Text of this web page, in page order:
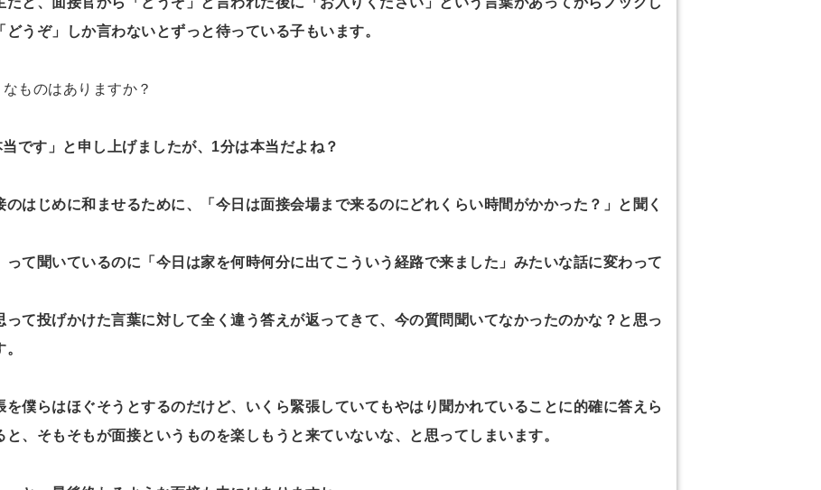
うぞ」しか言わないとずっと待っている子もいます。
ものはありますか？
です」と申し上げましたが、1分は本当だよね？
はじめに和ませるために、「今日は面接会場まで来るのにどれくらい時間がかかった？」と聞く
って聞いているのに「今日は家を何時何分に出てこういう経路で来ました」みたいな話に変わって
って投げかけた言葉に対して全く違う答えが返ってきて、今の質問聞いてなかったのかな？と思っ
僕らはほぐそうとするのだけど、いくら緊張していてもやはり聞かれていることに的確に答えら
、そもそもが面接というものを楽しもうと来ていないな、と思ってしまいます。